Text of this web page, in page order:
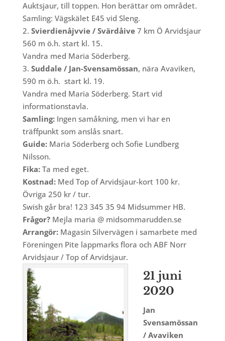
Auktsjaur, till toppen. Hon berättar om området.
Samling: Vägskälet E45 vid Sleng.
2. Svierdienåjvvie / Svärdåive7 km Ö Arvidsjaur
560 m ö.h. start kl. 15.
Vandra med Maria Söderberg.
3. Suddale / Jan-Svensamössan, nära Avaviken,
590 m ö.h. start kl. 19.
Vandra med Maria Söderberg. Start vid
informationstavla.
Samling: Ingen samåkning, men vi har en
träffpunkt som anslås snart.
Guide:Maria Söderberg och Sofie Lundberg
Nilsson.
Fika:Ta med eget.
Kostnad: Med Top of Arvidsjaur-kort 100 kr.
Övriga 250 kr / tur.
Swish går bra! 123 345 35 94 Midsummer HB.
Frågor?Mejla maria @ midsommarudden.se
Arrangör: Magasin Silvervägen i samarbete med
Föreningen Pite lappmarks flora och ABF Norr
Arvidsjaur / Top of Arvidsjaur.
21 juni
2020
Jan
Svensamössan
/ Avaviken